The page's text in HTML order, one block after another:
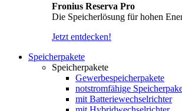
Fronius Reserva Pro
Die Speicherlösung für hohen
Jetzt entdecken!
Speicherpakete
Speicherpakete
Gewerbespeicherpakete
notstromfähige
mit Batteriewechselrichter